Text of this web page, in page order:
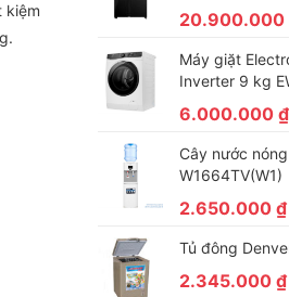
kiệm
20.900.000
Máy giặt
Inverter 9 kg
6.000.000₫
Cây nước
W1664TV(W1)
2.650.000₫
Tủ đông
2.345.000₫